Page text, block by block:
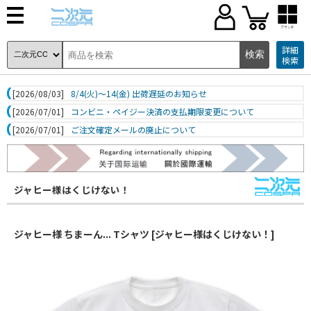
ブランド
詳細
検索
[2026/08/03]
8/4(火)～14(金) 出荷遅延のお知らせ
[2026/07/01]
コンビニ・ペイジー決済の支払期限変更について
[2026/07/01]
ご注文確定メールの廃止について
ジャヒー様はくじけない！
ジャヒー様 ちまーん... Tシャツ [ジャヒー様はくじけない！]